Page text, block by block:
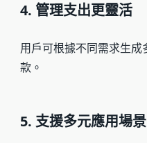
4. 管理支出更靈活
用戶可根據不同需求生
款。
5. 支援多元應用場景